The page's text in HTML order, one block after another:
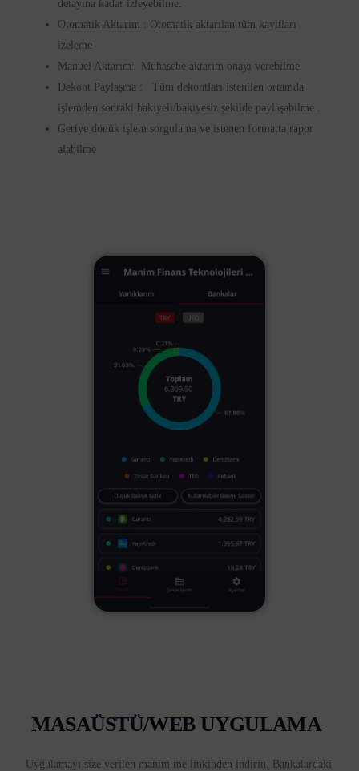
detayına kadar izleyebilme.
Otomatik Aktarım : Otomatik aktarılan tüm kayıtları
izeleme
Manuel Aktarım: Muhasebe aktarım onayı verebilme.
Dekont Paylaşma : Tüm dekontları istenilen ortamda
işlemden sonraki bakiyeli/bakiyesiz şekilde paylaşabilme .
Geriye dönük işlem sorgulama ve istenen formatta rapor
alabilme
MASAÜSTÜ/WEB UYGULAMA
Uygulamayı size verilen manim.me linkinden indirin. Bankalardaki